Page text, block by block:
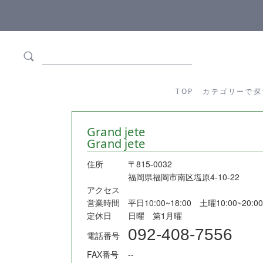
TOP カテゴリーで
Grand jete
Grand jete
住所
〒815-0032
福岡県福岡市南区塩原4-10-22
アクセス
営業時間
平日10:00~18:00 土曜10:00~20:00
定休日
日曜 第1月曜
電話番号
092-408-7556
FAX番号
--